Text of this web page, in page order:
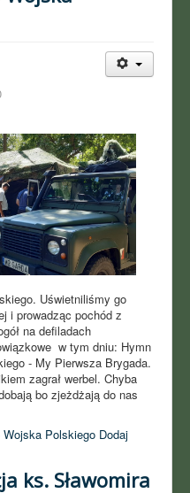
Uświetniliśmy go
i prowadząc pochód z
na defiladach
w tym dniu: Hymn
- My Pierwsza Brygada.
zagrał werbel. Chyba
bo zjeżdżają do nas
Polskiego Dodaj
ks. Sławomira